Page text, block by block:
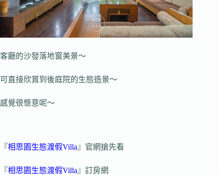
客廳的沙發落地窗美景～
可直接欣賞到後庭院的生態造景～
感覺很愜意呢～
『相思園生態渡假Villa 』官網搶先看
『相思園生態渡假Villa 』訂房網